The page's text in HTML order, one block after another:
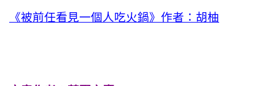
《被前任看見一個人吃火鍋》作者：胡柚